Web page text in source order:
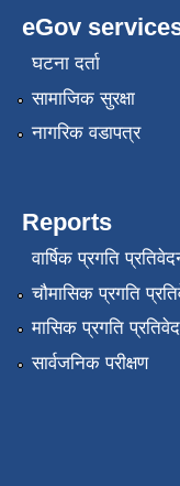
eGov
घटना दर्ता
सामाजिक सुरक्षा
नागरिक वडापत्र
Reports
वार्षिक प्रगति
चौमासिक प्रगति
मासिक प्रगति
सार्वजनिक परीक्षण